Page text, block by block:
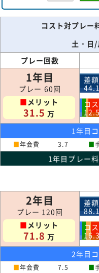
コスト対プレー
土・日/
プレー回数
1年目
プレー 60回
■メリット
31.5 万
差額
コ
1年目
■年会費 3.7 ■
1年目プレー
2年目
プレー 120回
■メリット
71.8 万
差額
コ
2年目
■年会費 7.5 ■